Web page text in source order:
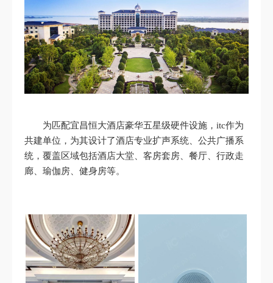
为匹配宜昌恒大酒店豪华五星级硬件设施，itc作为
共建单位，为其设计了酒店专业扩声系统、公共广播系
统，覆盖区域包括酒店大堂、客房套房、餐厅、行政走
廊、瑜伽房、健身房等。